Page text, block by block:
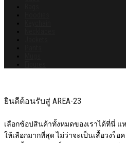
ยินดีต้อนรับสู่ AREA-23
เลือกช้อปสินค้าทั้งหมดของเราได้ที่นี่ แ
ให้เลือกมากที่สุด ไม่ว่าจะเป็นเสื้อวงร็อ